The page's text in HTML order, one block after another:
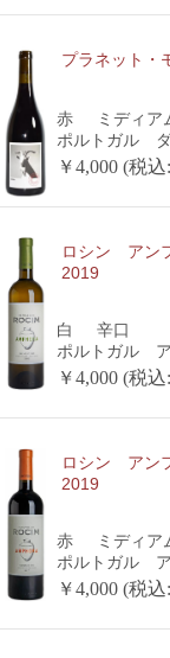
プラネット・
赤
ミディア
ポルトガル
￥4,000 (税
ロシン アン
2019
白
辛口
ポルトガル
￥4,000 (税
ロシン アン
2019
赤
ミディア
ポルトガル
￥4,000 (税